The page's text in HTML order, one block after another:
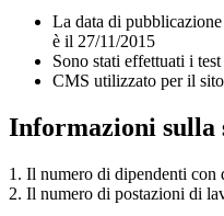
La data di
è il 27/11/2015
Sono stati effettuati i
CMS utilizzato per il
Informazioni
1. Il numero di dipendenti con
2. Il numero di postazioni di